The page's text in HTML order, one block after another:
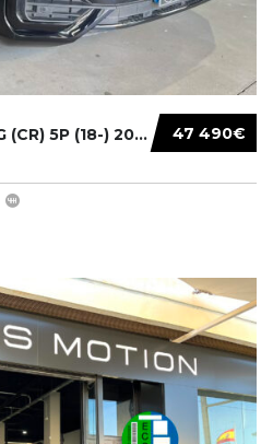
47 490€
VOLKSWAGEN TOUAREG (CR) 5P (18-) 2021...